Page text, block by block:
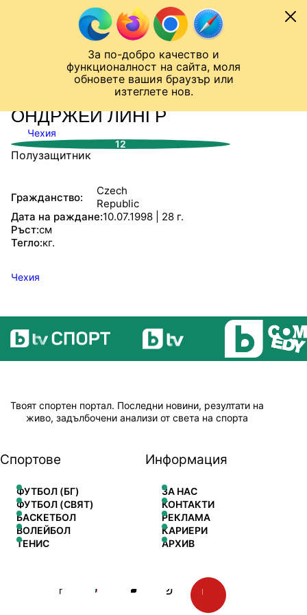
За по-добро качество и
функционалност на сайта, моля
обновете вашия браузър или
изтеглете нов.
Към съдържанието
Лига на Конференциите
СТАТИСТИКИ
ОНДРЖЕЙ ЛИНГР
Чехия
12
Полузащитник
Гражданство:
Czech
Republic
Дата на раждане:10.07.1998 | 28 г.
Ръст:см
Тегло:кг.
Чехия
Твоят спортен портал. Последни новини, резултати на
живо, задълбочени анализи от света на спорта
Спортове
ФУТБОЛ (БГ)
ФУТБОЛ (СВЯТ)
БАСКЕТБОЛ
ВОЛЕЙБОЛ
ТЕНИС
Информация
ЗА НАС
КОНТАКТИ
РЕКЛАМА
КАРИЕРИ
АРХИВ